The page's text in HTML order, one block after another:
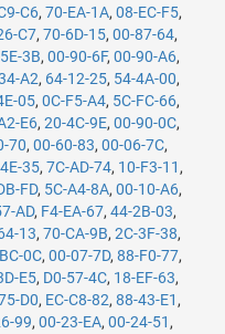
C6, 70-EA-1A, 08-EC-F5,
C7, 70-6D-15, 00-87-64,
3B, 00-90-6F, 00-90-A6,
A2, 64-12-25, 54-4A-00,
05, 0C-F5-A4, 5C-FC-66,
E6, 20-4C-9E, 00-90-0C,
70, 00-60-83, 00-06-7C,
35, 7C-AD-74, 10-F3-11 ,
FD, 5C-A4-8A, 00-10-A6,
AD, F4-EA-67, 44-2B-03,
13, 70-CA-9B, 2C-3F-38,
0C, 00-07-7D, 88-F0-77,
E5, D0-57-4C, 18-EF-63,
D0, EC-C8-82, 88-43-E1 ,
99, 00-23-EA, 00-24-51 ,